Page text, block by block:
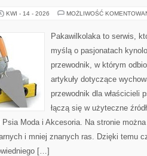
KWI - 14 - 2026 MOŻLIWOŚĆ
Pakawilkolaka to serwis,
myślą o pasjonatach
przewodnik, w którym
artykuły dotyczące
przewodnik dla właścicieli
łączą się w użyteczne
Moda i Akcesoria. Na stronie
i mniej znanych ras. Dzięki temu
[…]